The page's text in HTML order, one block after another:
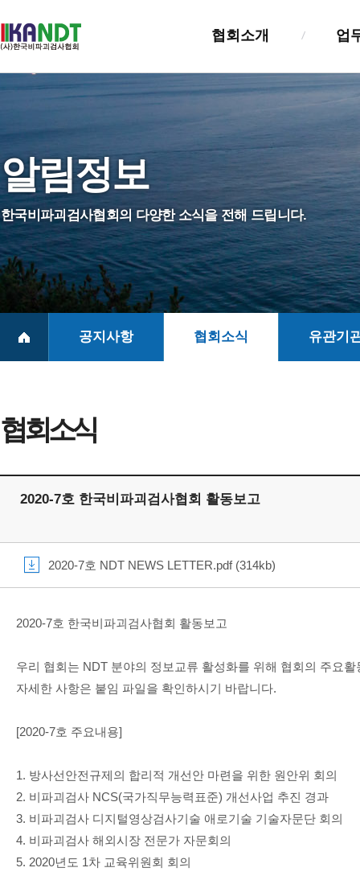
협회소개
설립목적및연혁
NDT진흥법
회원사 및 회훈
찾아오시는길
업
검사업
기술교
정보관
실태조
알림정보
한국비파괴검사협회의 다양한 소식을 전해 드립니다.
공지사항 협회소식 유관기
협회소식
2020-7호 한국비파괴검사협회 활동보고
2020-7호 NDT NEWS LETTER.pdf (314kb)
2020-7호 한국비파괴검사협회 활동보고
우리 협회는 NDT 분야의 정보교류 활성화를 위해 협회의 주요
자세한 사항은 붙임 파일을 확인하시기 바랍니다.
[2020-7호 주요내용]
1. 방사선안전규제의 합리적 개선안 마련을 위한 원안위 회의
2. 비파괴검사 NCS(국가직무능력표준) 개선사업 추진 경과
3. 비파괴검사 디지털영상검사기술 애로기술 기술자문단 회의
4. 비파괴검사 해외시장 전문가 자문회의
5. 2020년도 1차 교육위원회 회의